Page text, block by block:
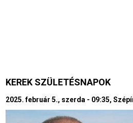
KEREK SZÜLETÉSNAPOK
2025. február 5., szerda - 09:35,